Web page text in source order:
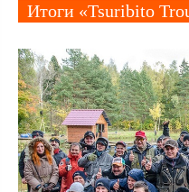
Итоги «Tsuribito